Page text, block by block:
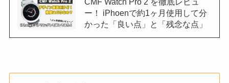
ー！ iPhoenで約1ヶ月使用して分
かった「良い点」と「残念な点」